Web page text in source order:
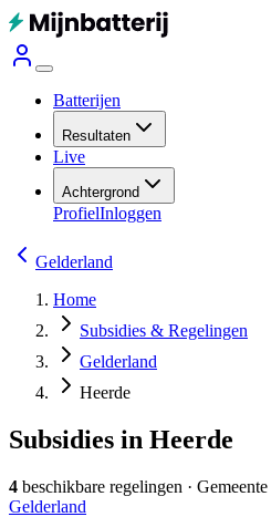
Batterijen
Resultaten
Live
Achtergrond
ProfielInloggen
Gelderland
Home
Subsidies & Regelingen
Gelderland
Heerde
Subsidies in Heerde
4 beschikbare regelingen · Gemeente
Gelderland